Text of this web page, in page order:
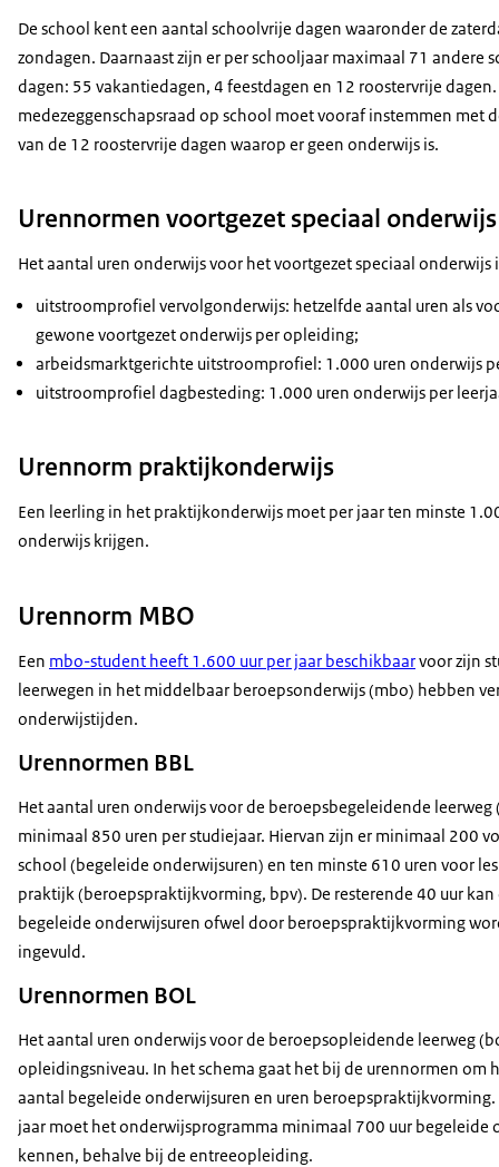
De school kent een aantal schoolvrije dagen waaronder de
zondagen. Daarnaast zijn er per schooljaar maximaal 71 andere
dagen: 55 vakantiedagen, 4 feestdagen en 12 roostervrije dagen.
medezeggenschapsraad op school moet vooraf instemmen met
van de 12 roostervrije dagen waarop er geen onderwijs is.
Urennormen voortgezet speciaal onderwijs
Het aantal uren onderwijs voor het voortgezet speciaal onderwijs
uitstroomprofiel vervolgonderwijs: hetzelfde aantal uren als
gewone voortgezet onderwijs per opleiding;
arbeidsmarktgerichte uitstroomprofiel: 1.000 uren onderwijs
uitstroomprofiel dagbesteding: 1.000 uren onderwijs per
Urennorm praktijkonderwijs
Een leerling in het praktijkonderwijs moet per jaar ten minste
onderwijs krijgen.
Urennorm MBO
Een mbo-student heeft 1.600 uur per jaar beschikbaarvoor zijn
leerwegen in het middelbaar beroepsonderwijs (mbo) hebben
onderwijstijden.
Urennormen BBL
Het aantal uren onderwijs voor de beroepsbegeleidende leerweg
minimaal 850 uren per studiejaar. Hiervan zijn er minimaal 200
school (begeleide onderwijsuren) en ten minste 610 uren voor
praktijk (beroepspraktijkvorming, bpv). De resterende 40 uur
begeleide onderwijsuren ofwel door beroepspraktijkvorming
ingevuld.
Urennormen BOL
Het aantal uren onderwijs voor de beroepsopleidende leerweg
opleidingsniveau. In het schema gaat het bij de urennormen om
aantal begeleide onderwijsuren en uren beroepspraktijkvorming.
jaar moet het onderwijsprogramma minimaal 700 uur begeleide
kennen, behalve bij de entreeopleiding.